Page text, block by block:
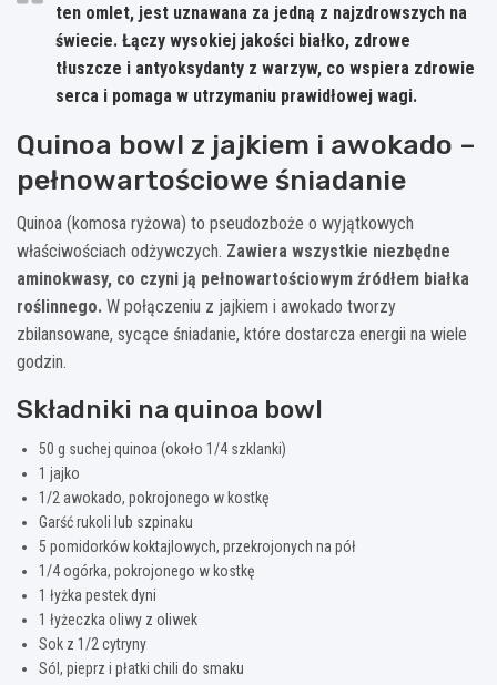
ten omlet, jest uznawana za jedną z najzdrowszych na
świecie. Łączy wysokiej jakości białko, zdrowe
tłuszcze i antyoksydanty z warzyw, co wspiera zdrowie
serca i pomaga w utrzymaniu prawidłowej wagi.
Quinoa bowl z jajkiem i awokado –
pełnowartościowe śniadanie
Quinoa (komosa ryżowa) to pseudozboże o wyjątkowych
właściwościach odżywczych. Zawiera wszystkie niezbędne
aminokwasy, co czyni ją pełnowartościowym źródłem białka
roślinnego. W połączeniu z jajkiem i awokado tworzy
zbilansowane, sycące śniadanie, które dostarcza energii na wiele
godzin.
Składniki na quinoa bowl
50 g suchej quinoa (około 1/4 szklanki)
1 jajko
1/2 awokado, pokrojonego w kostkę
Garść rukoli lub szpinaku
5 pomidorków koktajlowych, przekrojonych na pół
1/4 ogórka, pokrojonego w kostkę
1 łyżka pestek dyni
1 łyżeczka oliwy z oliwek
Sok z 1/2 cytryny
Sól, pieprz i płatki chili do smaku